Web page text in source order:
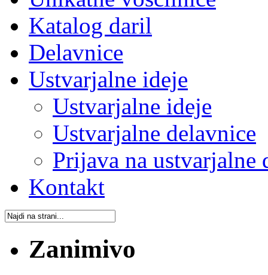
Katalog daril
Delavnice
Ustvarjalne ideje
Ustvarjalne ideje
Ustvarjalne delavnice
Prijava na ustvarjalne
Kontakt
Zanimivo